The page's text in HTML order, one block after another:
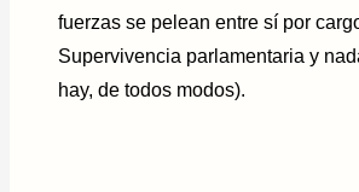
fuerzas se pelean entre sí por
Supervivencia parlamentaria y
hay, de todos modos).